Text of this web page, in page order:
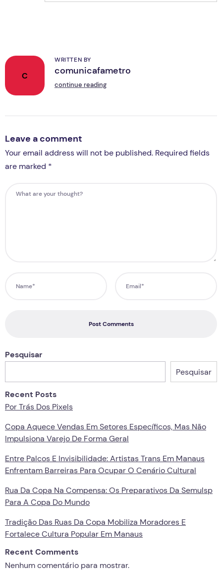
C
WRITTEN BY
comunicafametro
continue reading
Leave a comment
Your email address will not be published. Required fields
are marked *
Post Comments
Pesquisar
Pesquisar
Recent Posts
Por Trás Dos Pixels
Copa Aquece Vendas Em Setores Específicos, Mas Não
Impulsiona Varejo De Forma Geral
Entre Palcos E Invisibilidade: Artistas Trans Em Manaus
Enfrentam Barreiras Para Ocupar O Cenário Cultural
Rua Da Copa Na Compensa: Os Preparativos Da Semulsp
Para A Copa Do Mundo
Tradição Das Ruas Da Copa Mobiliza Moradores E
Fortalece Cultura Popular Em Manaus
Recent Comments
Nenhum comentário para mostrar.